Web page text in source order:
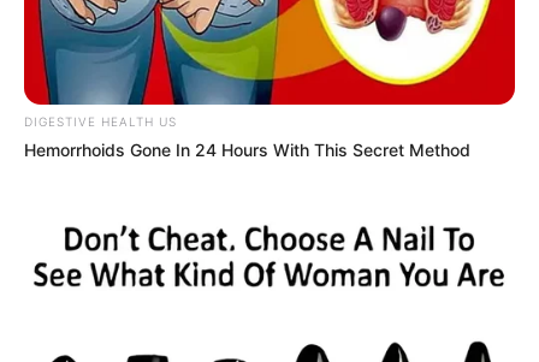
Federal. —Imagem/Reprodução.
Orientações baseadas nas 245 diretrizes aprovadas na 17ª
Conferência Nacional de Saúde.
PublicadonoJASB em
resolução com prioridades para o SUS a partir das deliberações da
17ª Conferência Nacional de Saúde.
DIGESTIVE HEALTH US
Hemorrhoids Gone In 24 Hours With This Secret Method